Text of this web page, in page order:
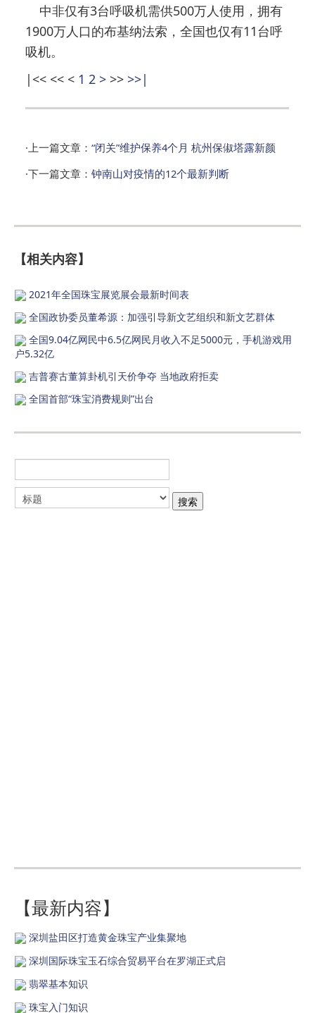
中非仅有3台呼吸机需供500万人使用，拥有
1900万人口的布基纳法索，全国也仅有11台呼
吸机。
|<< << < 1 2 > >> >>|
·上一篇文章： “闭关”维护保养4个月 杭州保俶塔露新颜
·下一篇文章： 钟南山对疫情的12个最新判断
【相关内容】
2021年全国珠宝展览展会最新时间表
全国政协委员董希源：加强引导新文艺组织和新文艺群体
全国9.04亿网民中6.5亿网民月收入不足5000元，手机游戏用
户5.32亿
吉普赛古董算卦机引天价争夺 当地政府拒卖
全国首部“珠宝消费规则”出台
【最新内容】
深圳盐田区打造黄金珠宝产业集聚地
深圳国际珠宝玉石综合贸易平台在罗湖正式启
翡翠基本知识
珠宝入门知识